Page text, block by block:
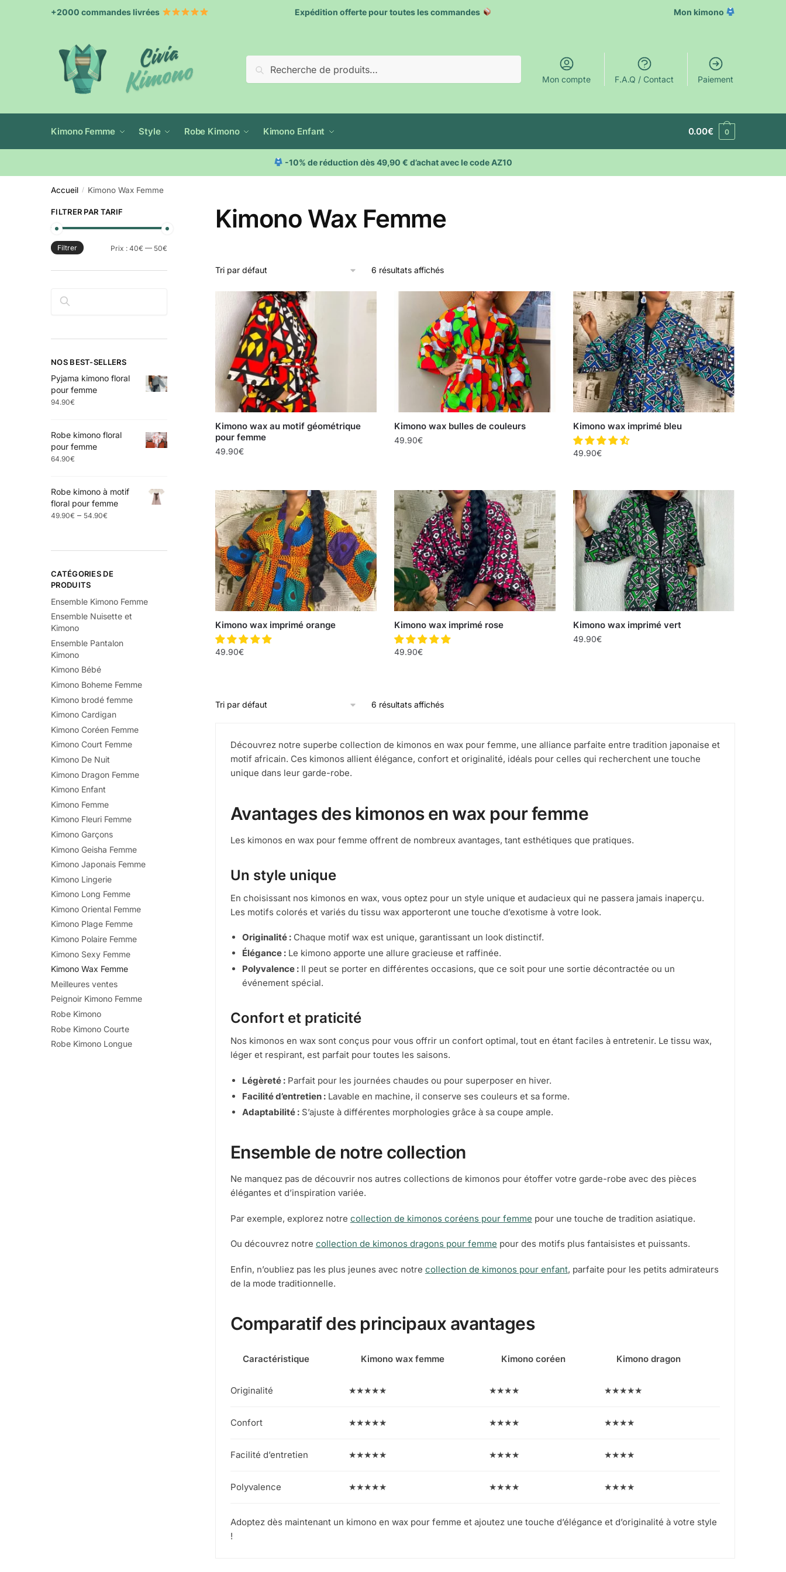
+2000 commandes livrées Expédition offerte pour toutes les commandes Mon kimono
Mon compte F.A.Q / Contact Paiement
Kimono Femme Style Robe Kimono Kimono Enfant 0.00€ 0
-10% de réduction dès 49,90 € d’achat avec le code AZ10
Accueil / Kimono Wax Femme
Kimono Wax Femme
6 résultats affichés
Kimono wax au motif géométrique
pour femme
49.90€
Kimono wax bulles de couleurs
49.90€
Kimono wax imprimé bleu
49.90€
Kimono wax imprimé orange
49.90€
Kimono wax imprimé rose
49.90€
Kimono wax imprimé vert
49.90€
6 résultats affichés
Découvrez notre superbe collection de kimonos en wax pour femme, une alliance parfaite entre tradition japonaise et
motif africain. Ces kimonos allient élégance, confort et originalité, idéals pour celles qui recherchent une touche
unique dans leur garde-robe.
Avantages des kimonos en wax pour femme
Les kimonos en wax pour femme offrent de nombreux avantages, tant esthétiques que pratiques.
Un style unique
En choisissant nos kimonos en wax, vous optez pour un style unique et audacieux qui ne passera jamais inaperçu.
Les motifs colorés et variés du tissu wax apporteront une touche d’exotisme à votre look.
Originalité :Chaque motif wax est unique, garantissant un look distinctif.
Élégance :Le kimono apporte une allure gracieuse et raffinée.
Polyvalence :Il peut se porter en différentes occasions, que ce soit pour une sortie décontractée ou un
événement spécial.
Confort et praticité
Nos kimonos en wax sont conçus pour vous offrir un confort optimal, tout en étant faciles à entretenir. Le tissu wax,
léger et respirant, est parfait pour toutes les saisons.
Légèreté :Parfait pour les journées chaudes ou pour superposer en hiver.
Facilité d’entretien :Lavable en machine, il conserve ses couleurs et sa forme.
Adaptabilité :S’ajuste à différentes morphologies grâce à sa coupe ample.
Ensemble de notre collection
Ne manquez pas de découvrir nos autres collections de kimonos pour étoffer votre garde-robe avec des pièces
élégantes et d’inspiration variée.
Par exemple, explorez notre collection de kimonos coréens pour femme pour une touche de tradition asiatique.
Ou découvrez notre collection de kimonos dragons pour femme pour des motifs plus fantaisistes et puissants.
Enfin, n’oubliez pas les plus jeunes avec notre collection de kimonos pour enfant, parfaite pour les petits admirateurs
de la mode traditionnelle.
Comparatif des principaux avantages
Caractéristique Kimono wax femme Kimono coréen Kimono dragon
Originalité ★★★★★ ★★★★ ★★★★★
Confort ★★★★★ ★★★★ ★★★★
Facilité d’entretien ★★★★★ ★★★★ ★★★★
Polyvalence ★★★★★ ★★★★ ★★★★
Adoptez dès maintenant un kimono en wax pour femme et ajoutez une touche d’élégance et d’originalité à votre style
!
FILTRER PAR TARIF
Filtrer Prix : 40€ — 50€
Rechercher
NOS BEST-SELLERS
Pyjama kimono floral
pour femme
94.90€
Robe kimono floral
pour femme
64.90€
Robe kimono à motif
floral pour femme
49.90€ – 54.90€
CATÉGORIES DE
PRODUITS
Ensemble Kimono Femme
Ensemble Nuisette et
Kimono
Ensemble Pantalon
Kimono
Kimono Bébé
Kimono Boheme Femme
Kimono brodé femme
Kimono Cardigan
Kimono Coréen Femme
Kimono Court Femme
Kimono De Nuit
Kimono Dragon Femme
Kimono Enfant
Kimono Femme
Kimono Fleuri Femme
Kimono Garçons
Kimono Geisha Femme
Kimono Japonais Femme
Kimono Lingerie
Kimono Long Femme
Kimono Oriental Femme
Kimono Plage Femme
Kimono Polaire Femme
Kimono Sexy Femme
Kimono Wax Femme
Meilleures ventes
Peignoir Kimono Femme
Robe Kimono
Robe Kimono Courte
Robe Kimono Longue